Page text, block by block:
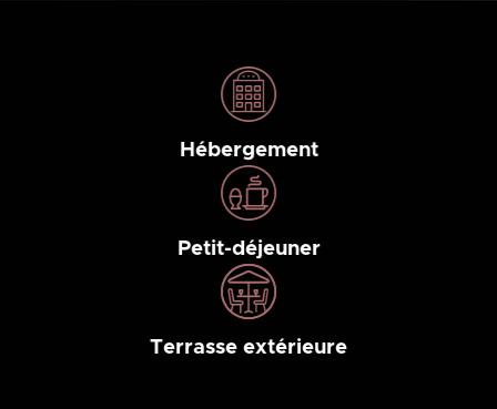
Hébergement
Petit-déjeuner
Terrasse extérieure